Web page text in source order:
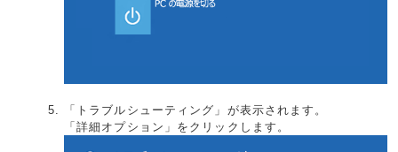
「トラブルシューティング」が表示されます。
「詳細オプション」をクリックします。